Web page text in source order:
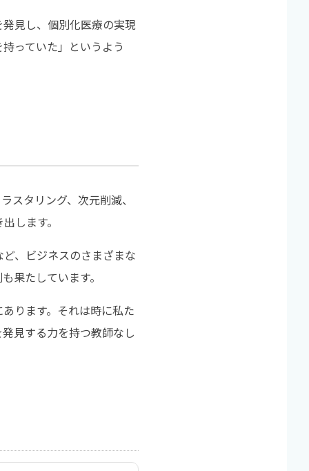
見し、個別化医療の実現
っていた」というよう
スタリング、次元削減、
します。
、ビジネスのさまざまな
果たしています。
ります。それは時に私た
見する力を持つ教師なし